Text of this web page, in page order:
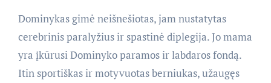
Dominykas gimė neišnešiotas, jam nustatytas
cerebrinis paralyžius ir spastinė diplegija. Jo mama
yra įkūrusi Dominyko paramos ir labdaros fondą.
Itin sportiškas ir motyvuotas berniukas, užaugęs